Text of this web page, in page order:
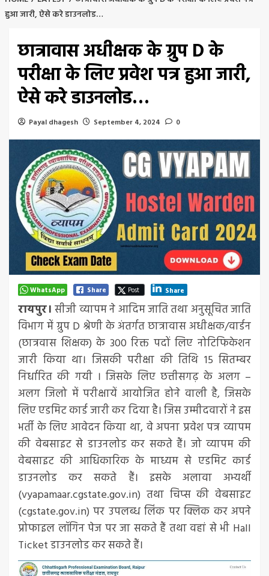
हुआ जारी, ऐसे करे डाउनलोड…
छात्रावास अधीक्षक के ग्रुप D के
परीक्षा के लिए प्रवेश पत्र हुआ जारी,
ऐसे करे डाउनलोड…
Payal dhagesh September 4, 2024 0
WhatsApp Share Post Share
रायपुर। सीजी व्यापम ने आदिम जाति तथा अनुसूचित जाति
विभाग में ग्रुप D श्रेणी के अंतर्गत छात्रावास अधीक्षक/वार्डन
(छात्रवास शिक्षक) के 300 रिक्त पदों लिए नोटिफिकेशन
जारी किया था। जिसकी परीक्षा की तिथि 15 सितम्बर
निर्धारित की गयी । जिसके लिए छत्तीसगढ़ के अलग –
अलग जिलो में परीक्षायें आयोजित होने वाली है, जिसके
लिए एडमिट कार्ड जारी कर दिया है। जिस उम्मीदवारों ने इस
भर्ती के लिए आवेदन किया था, वे अपना प्रवेश पत्र व्यापम
की वेबसाइट से डाउनलोड कर सकते हैं। जो व्यापम की
वेबसाइट की आधिकारिक के माध्यम से एडमिट कार्ड
डाउनलोड कर सकते हैं। इसके अलावा अभ्यर्थी
(vyapamaar.cgstate.gov.in) तथा चिप्स की वेबसाइट
(cgstate.gov.in) पर उपलब्ध लिंक पर क्लिक कर अपने
प्रोफाइल लॉगिन पेज पर जा सकते हैं तथा वहां से भी Hall
Ticket डाउनलोड कर सकते हैं।